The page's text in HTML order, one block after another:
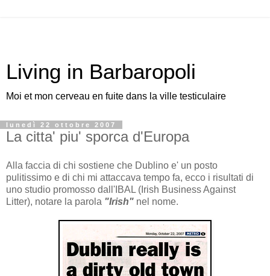
Living in Barbaropoli
Moi et mon cerveau en fuite dans la ville testiculaire
lunedì 22 ottobre 2007
La citta' piu' sporca d'Europa
Alla faccia di chi sostiene che Dublino e' un posto
pulitissimo e di chi mi attaccava tempo fa, ecco i risultati di
uno studio promosso dall'IBAL (Irish Business Against
Litter), notare la parola "Irish" nel nome.